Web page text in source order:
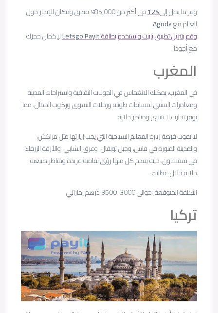
وفر ما يصل إلى12%
في أكثر من 985,000 فندق ومكان للإيجار حول
العالم معAgoda،
وقم بتنزيل تطبيق باييت واستخدم بطاقة
LetsgoPayit
لإكمال حجزك
مع أجودا.
المغرب
في المغرب، يمكنك الانغماس في الجولات الثقافية واستراحات المدينة
ومغامرات المشي لمسافات طويلة ورحلات التسوق وركوب الجمال، مما
يوفر تجارب لا تنسى ومناظر خلابة.
لا تفوت فرصة زيارة المعالم السياحية التي يجب زيارتها مثل مراكش،
والمدينة المنورة في فاس، وجبل توبقال، وعرق الشابي، والأزقة الزرقاء
في شفشاون، حيث يقدم كل منها رؤى ثقافية فريدة ومناظر طبيعية
خلابة خلال عطلتك.
التكلفة المتوقعة: حوالي 3000-3500 درهم إماراتي
تركيا